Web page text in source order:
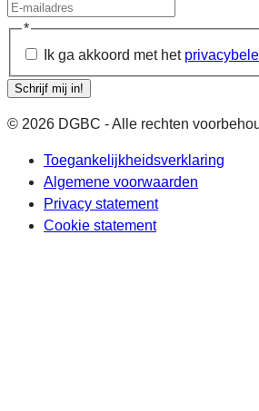
*
Ik ga akkoord met het
Schrijf mij in!
© 2026 DGBC - Alle rechten
Toegankelijkheidsverklaring
Algemene voorwaarden
Privacy statement
Cookie statement